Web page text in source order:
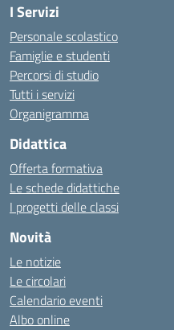
I Servizi
Personale scolastico
Famiglie e studenti
Percorsi di studio
Tutti i servizi
Organigramma
Didattica
Offerta formativa
Le schede didattiche
I progetti delle classi
Novità
Le notizie
Le circolari
Calendario eventi
Albo online